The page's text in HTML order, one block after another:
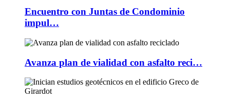
Encuentro con Juntas de Condominio
impul…
Avanza plan de vialidad con asfalto reci…